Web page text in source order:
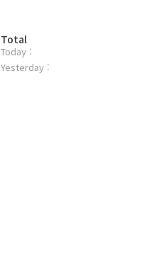
방
문
자
Total
Today :
Yesterday :